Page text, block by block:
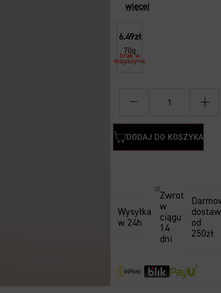
więcej
6.49zł
70g
brak w
magazynie
− +
DODAJ DO KOSZYKA
Wysyłka
w 24h
Zwrot
w
ciągu
14
dni
od
250zł